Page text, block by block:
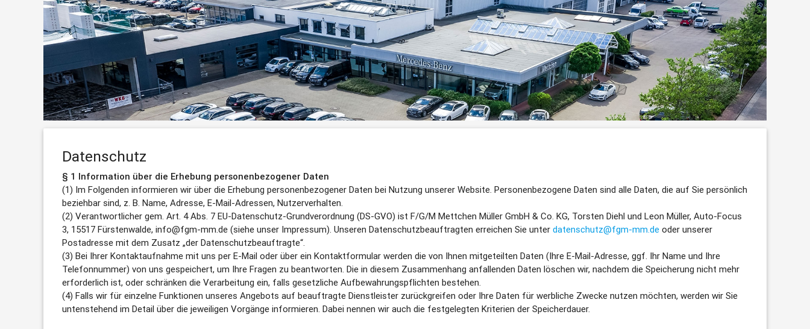
Datenschutz
§ 1 Information über die Erhebung personenbezogener Daten
(1) Im Folgenden informieren wir über die Erhebung personenbezogener Daten bei Nutzung unserer Website. Personenbezogene Daten sind alle Daten, die auf Sie persönlich
beziehbar sind, z. B. Name, Adresse, E-Mail-Adressen, Nutzerverhalten.
(2) Verantwortlicher gem. Art. 4 Abs. 7 EU-Datenschutz-Grundverordnung (DS-GVO) ist F/G/M Mettchen Müller GmbH & Co. KG, Torsten Diehl und Leon Müller, Auto-Focus
3, 15517 Fürstenwalde, info@fgm-mm.de (siehe unser Impressum). Unseren Datenschutzbeauftragten erreichen Sie unterdatenschutz@fgm-mm.de oder unserer
Postadresse mit dem Zusatz „der Datenschutzbeauftragte“.
(3) Bei Ihrer Kontaktaufnahme mit uns per E-Mail oder über ein Kontaktformular werden die von Ihnen mitgeteilten Daten (Ihre E-Mail-Adresse, ggf. Ihr Name und Ihre
Telefonnummer) von uns gespeichert, um Ihre Fragen zu beantworten. Die in diesem Zusammenhang anfallenden Daten löschen wir, nachdem die Speicherung nicht mehr
erforderlich ist, oder schränken die Verarbeitung ein, falls gesetzliche Aufbewahrungspflichten bestehen.
(4) Falls wir für einzelne Funktionen unseres Angebots auf beauftragte Dienstleister zurückgreifen oder Ihre Daten für werbliche Zwecke nutzen möchten, werden wir Sie
untenstehend im Detail über die jeweiligen Vorgänge informieren. Dabei nennen wir auch die festgelegten Kriterien der Speicherdauer.